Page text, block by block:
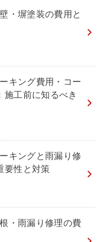
・塀塗装の費用と
キング費用・コー
施工前に知るべき
キングと雨漏り修
要性と対策
・雨漏り修理の費